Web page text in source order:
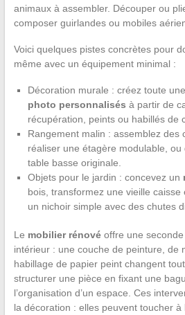
animaux à assembler. Découper ou
composer guirlandes ou mobiles
Voici quelques pistes concrètes pour
même avec un équipement minimal :
Décoration murale : créez toute
photo personnalisés à partir de
récupération, peints ou habillés de
Rangement malin : assemblez des
réaliser une étagère modulable,
table basse originale.
Objets pour le jardin : concevez un
bois, transformez une vieille
un nichoir simple avec des chutes
Le mobilier rénovéoffre une
intérieur : une couche de peinture, de
habillage de papier peint changent
structurer une pièce en fixant une
l’organisation d’un espace. Ces
la décoration : elles peuvent toucher à